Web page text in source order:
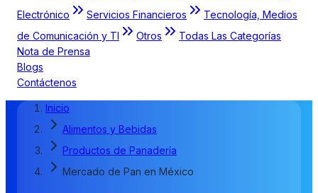
Electrónico
Servicios Financieros
Tecnología, Medios
de Comunicación y TI
Otros
Todas Las Categorías
Nota de Prensa
Blogs
Contáctenos
Inicio
Alimentos y Bebidas
Productos de Panadería
Mercado de Pan en México